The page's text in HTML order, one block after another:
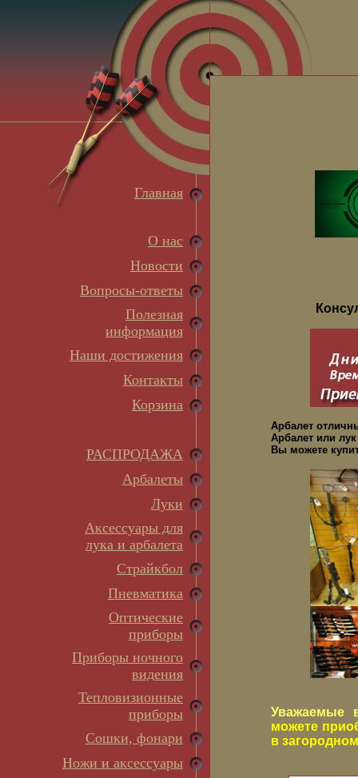
Главная
О нас
Новости
Вопросы-ответы
Полезная
информация
Наши достижения
Контакты
Корзина
РАСПРОДАЖА
Арбалеты
Луки
Аксессуары для
лука и арбалета
Страйкбол
Пневматика
Оптические
приборы
Приборы ночного
видения
Тепловизионные
приборы
Сошки, фонари
Ножи и аксессуары
Арбалет
Арбалет или
Вы можете
Уважаемые
можете
в